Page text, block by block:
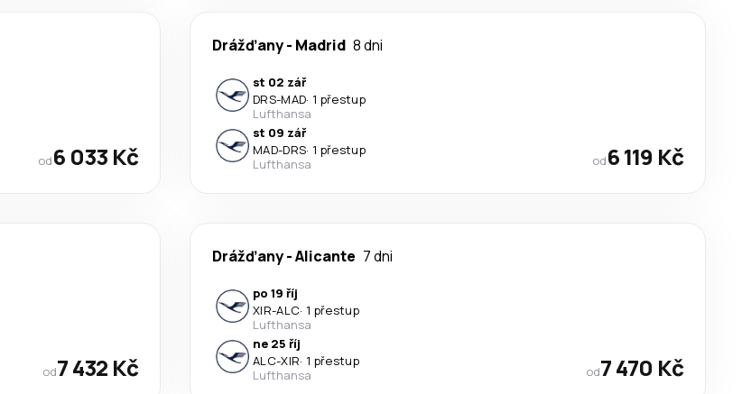
od6 033 Kč
Drážďany- Madrid 8 dni
st 02 zář
DRS-MAD· 1 přestup
Lufthansa
st 09 zář
MAD-DRS· 1 přestup
Lufthansa
od6 119 Kč
od7 432 Kč
Drážďany-Alicante 7 dni
po 19 říj
XIR-ALC· 1 přestup
Lufthansa
ne 25 říj
ALC-XIR· 1 přestup
Lufthansa
od7 470 Kč